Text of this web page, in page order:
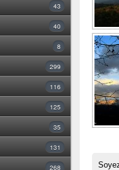
43
40
8
299
116
125
35
131
268